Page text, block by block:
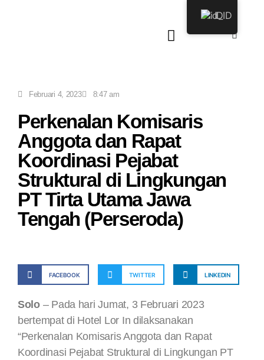
Februari 4, 2023 8:47 am
Perkenalan Komisaris
Anggota dan Rapat
Koordinasi Pejabat
Struktural di Lingkungan
PT Tirta Utama Jawa
Tengah (Perseroda)
FACEBOOK TWITTER LINKEDIN
Solo– Pada hari Jumat, 3 Februari 2023
bertempat di Hotel Lor In dilaksanakan
“Perkenalan Komisaris Anggota dan Rapat
Koordinasi Pejabat Struktural di Lingkungan PT
ID